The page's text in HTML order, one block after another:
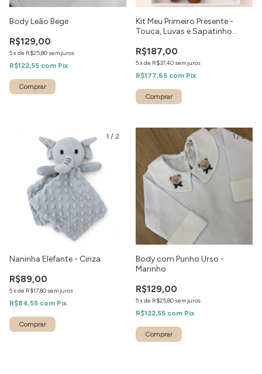
Body Leão Bege
R$129,00
5xde R$25,80 sem juros
R$122,55 com Pix
Kit Meu Primeiro Presente -
Touca, Luvas e Sapatinho
R$187,00
5xde R$37,40 sem juros
R$177,65 com Pix
Comprar
1 / 2
Naninha Elefante - Cinza
R$89,00
5xde R$17,80 sem juros
R$84,55 com Pix
1/2
Body com Punho Urso -
Marinho
R$129,00
5xde R$25,80 sem juros
R$122,55 com Pix